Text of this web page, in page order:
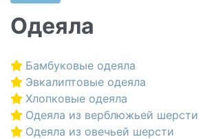
Одеяла
Бамбуковые одеяла
Эвкалиптовые одеяла
Хлопковые одеяла
Одеяла из верблюжьей шерсти
Одеяла из овечьей шерсти